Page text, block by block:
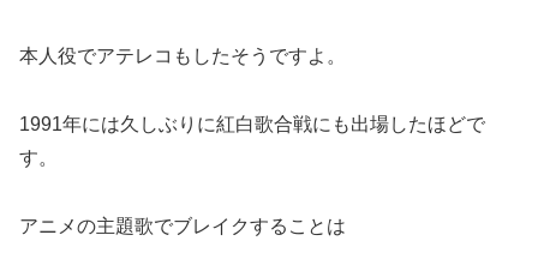
本人役でアテレコもしたそうですよ。
1991年には久しぶりに紅白歌合戦にも出場したほどで
す。
アニメの主題歌でブレイクすることは